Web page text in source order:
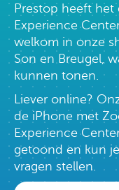
Prestop heeft het
Experience
welkom in onze
Son en Breugel,
kunnen tonen.
Liever online?
de iPhone met
Experience
getoond en kun
vragen stellen.